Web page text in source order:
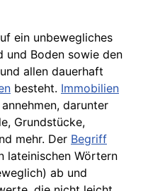
ein unbewegliches
und Boden sowie den
und allen dauerhaft
besteht. Immobilien
darunter
Grundstücke,
mehr. Der Begriff
lateinischen Wörtern
ab und